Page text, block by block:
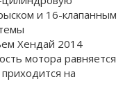
и 16-клапанным
Хендай 2014
мотора равняется
на